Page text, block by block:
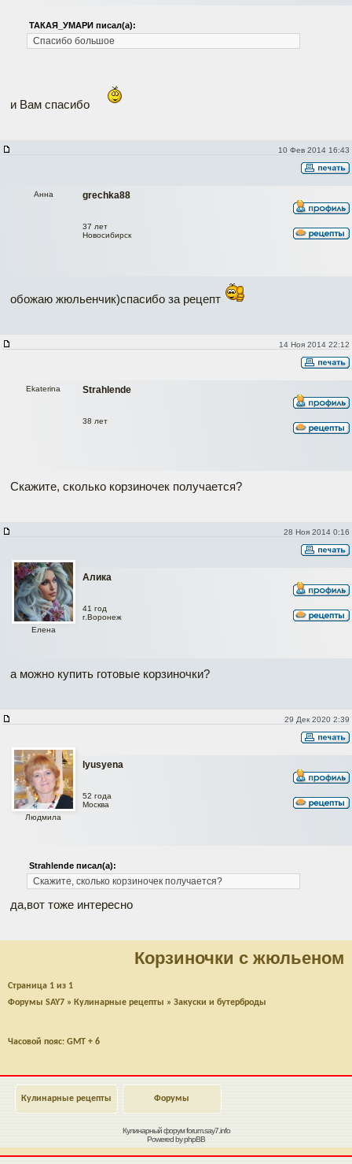
ТАКАЯ_УМАРИ писал(а):
Спасибо большое
и Вам спасибо
10 Фев 2014 16:43
grechka88
Анна
37 лет
Новосибирск
обожаю жюльенчик)спасибо за рецепт
14 Ноя 2014 22:12
Strahlende
Ekaterina
38 лет
Скажите, сколько корзиночек получается?
28 Ноя 2014 0:16
Алика
Елена
41 год
г.Воронеж
а можно купить готовые корзиночки?
29 Дек 2020 2:39
lyusyena
Людмила
52 года
Москва
Strahlende писал(а):
Скажите, сколько корзиночек получается?
да,вот тоже интересно
Корзиночки с жюльеном
Страница 1 из 1
Форумы SAY7 » Кулинарные рецепты » Закуски и бутерброды
Часовой пояс: GMT + 6
Кулинарные рецепты Форумы
Кулинарный форумforum.say7.info
Powered byphpBB